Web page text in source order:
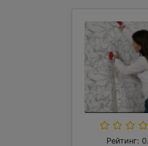
Рейтинг: